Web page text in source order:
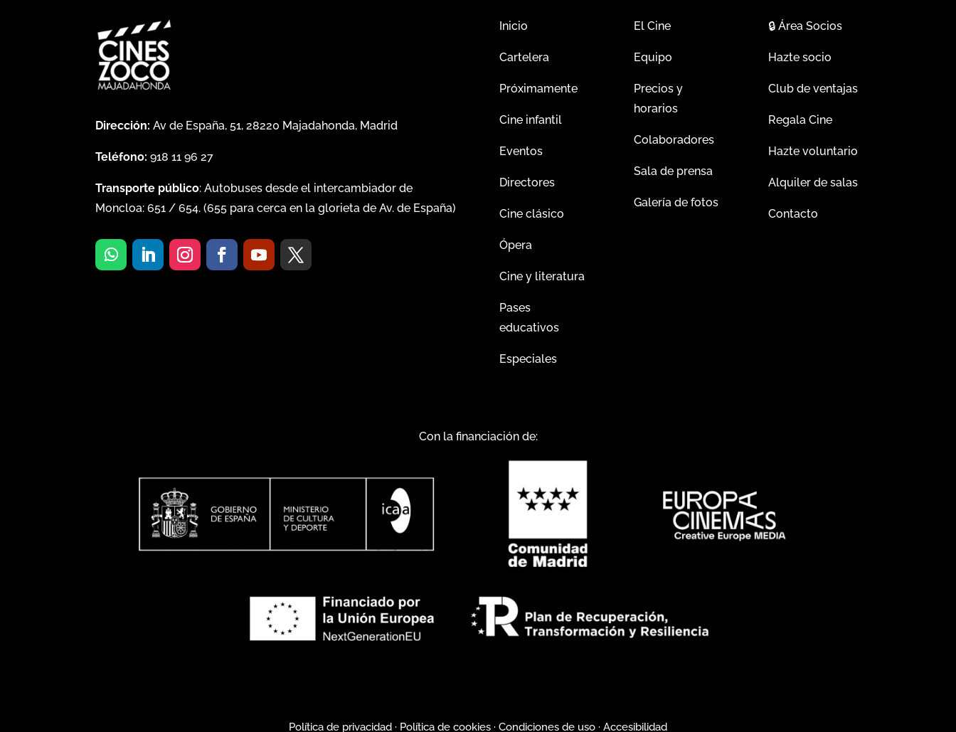
Dirección: Av de España, 51, 28220 Majadahonda, Madrid
Teléfono: 918 11 96 27
Transporte público: Autobuses desde el intercambiador de
Moncloa:651 /654. (655 para cerca en la glorieta de Av. de España)
Inicio
Cartelera
Próximamente
Cine infantil
Eventos
Directores
Cine clásico
Ópera
Cine y literatura
Pases
educativos
Especiales
El Cine
Equipo
Precios y
horarios
Colaboradores
Sala de prensa
Galería de fotos
🔒Área Socios
Hazte socio
Club de ventajas
Regala Cine
Hazte voluntario
Alquiler de salas
Contacto
Con la financiación de:
Política de privacidad · Política de cookies · Condiciones de uso · Accesibilidad